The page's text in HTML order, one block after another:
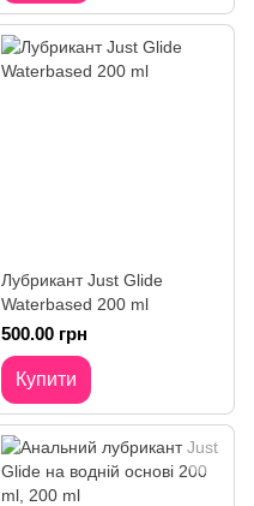
Лубрикант Just Glide
Waterbased 200 ml
500.00 грн
Купити